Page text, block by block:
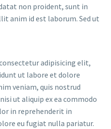
non proident, sunt in
anim id est laborum. Sed ut
adipisicing elit,
ut labore et dolore
veniam, quis nostrud
ut aliquip ex ea commodo
in reprehenderit in
eu fugiat nulla pariatur.